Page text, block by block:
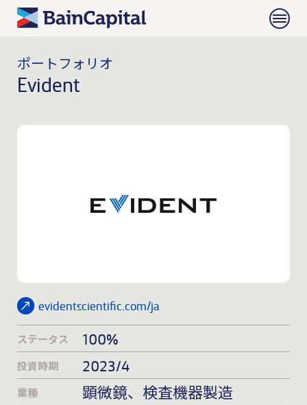
ポートフォリオ
Evident
evidentscientific.com/ja
ステータス 100%
投資時期 2023/4
業種 顕微鏡、検査機器製造